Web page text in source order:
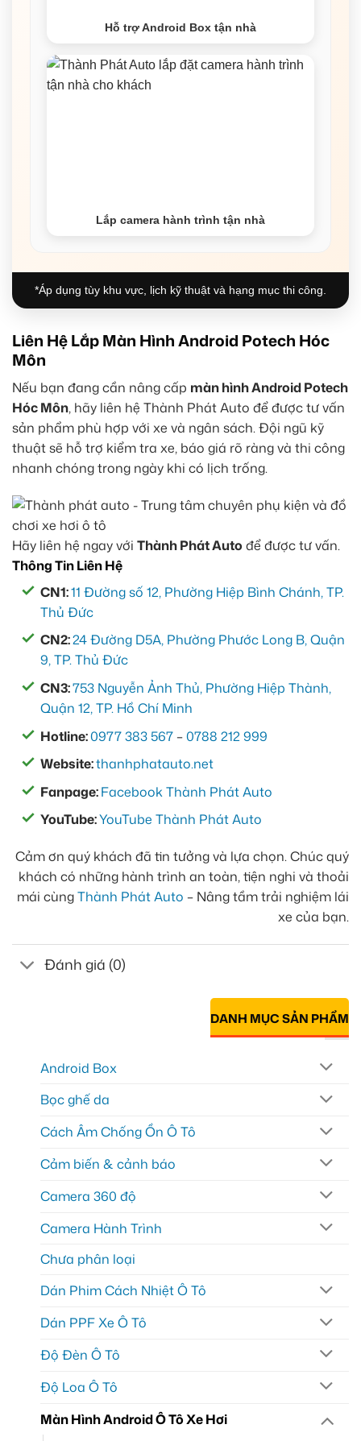
Hỗ trợ Android Box tận nhà
Lắp camera hành trình tận nhà
*Áp dụng tùy khu vực, lịch kỹ thuật và hạng mục thi công.
Liên Hệ Lắp Màn Hình Android Potech Hóc
Môn
Nếu bạn đang cần nâng cấp màn hình Android Potech
Hóc Môn, hãy liên hệ Thành Phát Auto để được tư vấn
sản phẩm phù hợp với xe và ngân sách. Đội ngũ kỹ
thuật sẽ hỗ trợ kiểm tra xe, báo giá rõ ràng và thi công
nhanh chóng trong ngày khi có lịch trống.
Hãy liên hệ ngay với Thành Phát Auto để được tư vấn.
Thông Tin Liên Hệ
CN1:11 Đường số 12, Phường Hiệp Bình Chánh, TP.
Thủ Đức
CN2:24 Đường D5A, Phường Phước Long B, Quận
9, TP. Thủ Đức
CN3:753 Nguyễn Ảnh Thủ, Phường Hiệp Thành,
Quận 12, TP. Hồ Chí Minh
Hotline:0977 383 567 –0788 212 999
Website:thanhphatauto.net
Fanpage:Facebook Thành Phát Auto
YouTube:YouTube Thành Phát Auto
Cảm ơn quý khách đã tin tưởng và lựa chọn. Chúc quý
khách có những hành trình an toàn, tiện nghi và thoải
mái cùngThành Phát Auto – Nâng tầm trải nghiệm lái
xe của bạn.
Đánh giá (0)
DANH MỤC SẢN PHẨM
Android Box
Bọc ghế da
Cách Âm Chống Ồn Ô Tô
Cảm biến & cảnh báo
Camera 360 độ
Camera Hành Trình
Chưa phân loại
Dán Phim Cách Nhiệt Ô Tô
Dán PPF Xe Ô Tô
Độ Đèn Ô Tô
Độ Loa Ô Tô
Màn Hình Android Ô Tô Xe Hơi